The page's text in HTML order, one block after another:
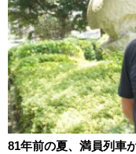
81年前の夏、満員列車